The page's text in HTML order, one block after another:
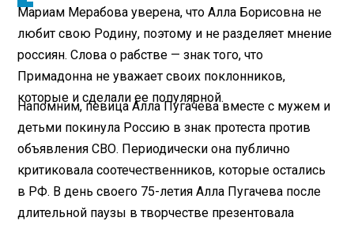
Мариам Мерабова уверена, что Алла Борисовна не
любит свою Родину, поэтому и не разделяет мнение
россиян. Слова о рабстве — знак того, что
Примадонна не уважает своих поклонников,
которые и сделали ее популярной.
Напомним, певица Алла Пугачева вместе с мужем и
детьми покинула Россию в знак протеста против
объявления СВО. Периодически она публично
критиковала соотечественников, которые остались
в РФ. В день своего 75-летия Алла Пугачева после
длительной паузы в творчестве презентовала